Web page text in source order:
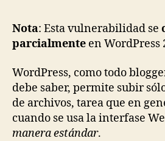
Nota: Esta vulnerabilidad se
parcialmente en WordPress
WordPress, como todo
debe saber, permite subir
de archivos, tarea que en
cuando se usa la interfase
manera estándar.